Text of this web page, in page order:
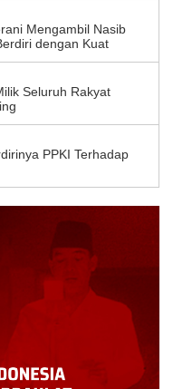
Mengambil Nasib
dengan Kuat
Seluruh Rakyat
PPKI Terhadap